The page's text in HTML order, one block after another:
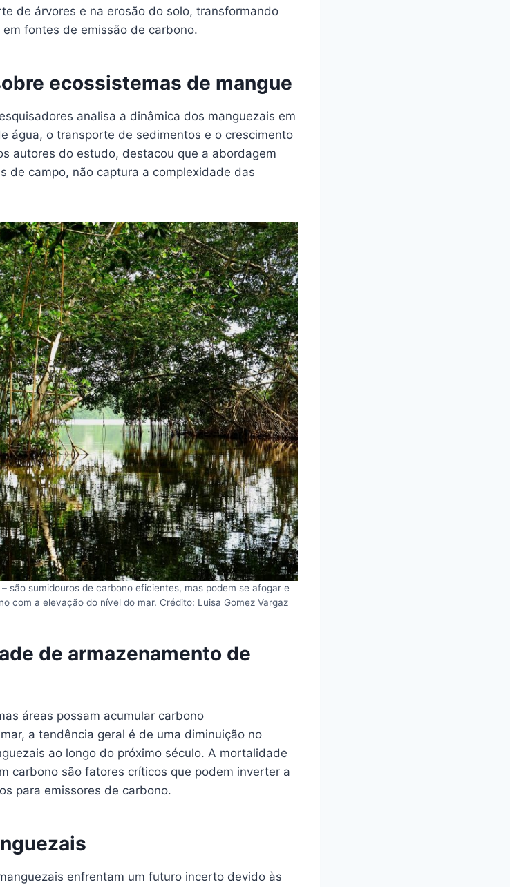
de árvores e na erosão do solo, transformando
fontes de emissão de carbono.
ecossistemas de mangue
analisa a dinâmica dos manguezais em
água, o transporte de sedimentos e o crescimento
autores do estudo, destacou que a abordagem
de campo, não captura a complexidade das
são sumidouros de carbono eficientes, mas podem se afogar e
com a elevação do nível do mar. Crédito: Luisa Gomez Vargaz
de armazenamento de
áreas possam acumular carbono
a tendência geral é de uma diminuição no
ao longo do próximo século. A mortalidade
carbono são fatores críticos que podem inverter a
para emissores de carbono.
enfrentam um futuro incerto devido às